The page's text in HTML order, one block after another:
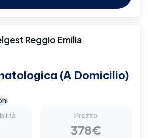
Reggio Emilia
(A Domicilio)
Prezzo
378€